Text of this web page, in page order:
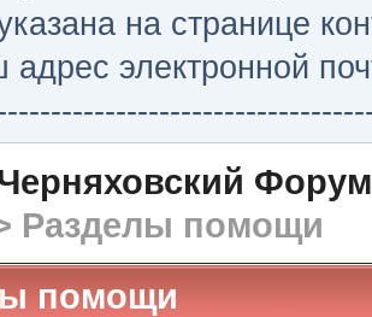
на странице
адрес электронной
Форум
Разделы помощи
помощи